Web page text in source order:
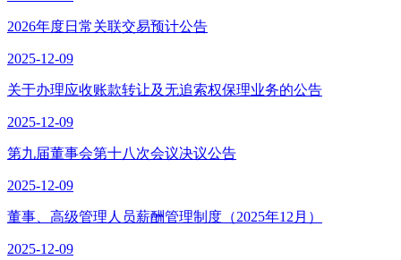
2026年度日常关联交易预计公告
2025-12-09
关于办理应收账款转让及无追索权保理业务的公告
2025-12-09
第九届董事会第十八次会议决议公告
2025-12-09
董事、高级管理人员薪酬管理制度（2025年12月）
2025-12-09